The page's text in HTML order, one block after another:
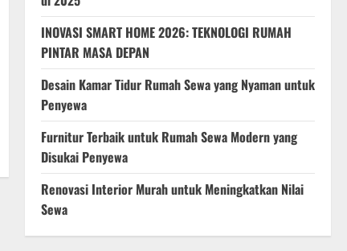
INOVASI SMART HOME 2026: TEKNOLOGI RUMAH
PINTAR MASA DEPAN
Desain Kamar Tidur Rumah Sewa yang Nyaman untuk
Penyewa
Furnitur Terbaik untuk Rumah Sewa Modern yang
Disukai Penyewa
Renovasi Interior Murah untuk Meningkatkan Nilai
Sewa